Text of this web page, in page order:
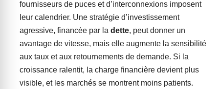
fournisseurs de puces et d’interconnexions imposent
leur calendrier. Une stratégie d’investissement
agressive, financée par la dette, peut donner un
avantage de vitesse, mais elle augmente la sensibilité
aux taux et aux retournements de demande. Si la
croissance ralentit, la charge financière devient plus
visible, et les marchés se montrent moins patients.